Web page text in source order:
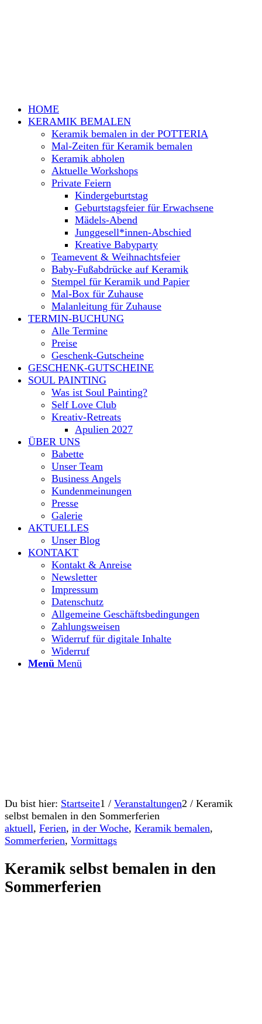
HOME
KERAMIK BEMALEN
Keramik bemalen in der POTTERIA
Mal-Zeiten für Keramik bemalen
Keramik abholen
Aktuelle Workshops
Private Feiern
Kindergeburtstag
Geburtstagsfeier für Erwachsene
Mädels-Abend
Junggesell*innen-Abschied
Kreative Babyparty
Teamevent & Weihnachtsfeier
Baby-Fußabdrücke auf Keramik
Stempel für Keramik und Papier
Mal-Box für Zuhause
Malanleitung für Zuhause
TERMIN-BUCHUNG
Alle Termine
Preise
Geschenk-Gutscheine
GESCHENK-GUTSCHEINE
SOUL PAINTING
Was ist Soul Painting?
Self Love Club
Kreativ-Retreats
Apulien 2027
ÜBER UNS
Babette
Unser Team
Business Angels
Kundenmeinungen
Presse
Galerie
AKTUELLES
Unser Blog
KONTAKT
Kontakt & Anreise
Newsletter
Impressum
Datenschutz
Allgemeine Geschäftsbedingungen
Zahlungsweisen
Widerruf für digitale Inhalte
Widerruf
Menü Menü
Du bist hier: Startseite1 / Veranstaltungen2 / Keramik
selbst bemalen in den Sommerferien
aktuell, Ferien, in der Woche, Keramik bemalen,
Sommerferien, Vormittags
Keramik selbst bemalen in den
Sommerferien